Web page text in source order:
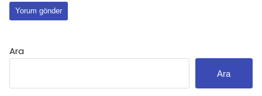
Ara
Ara